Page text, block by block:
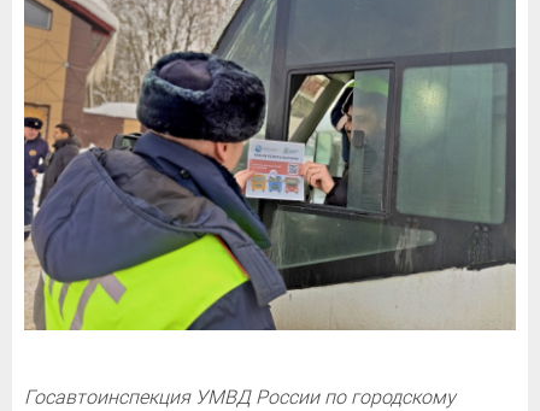
Госавтоинспекция УМВД России по городскому